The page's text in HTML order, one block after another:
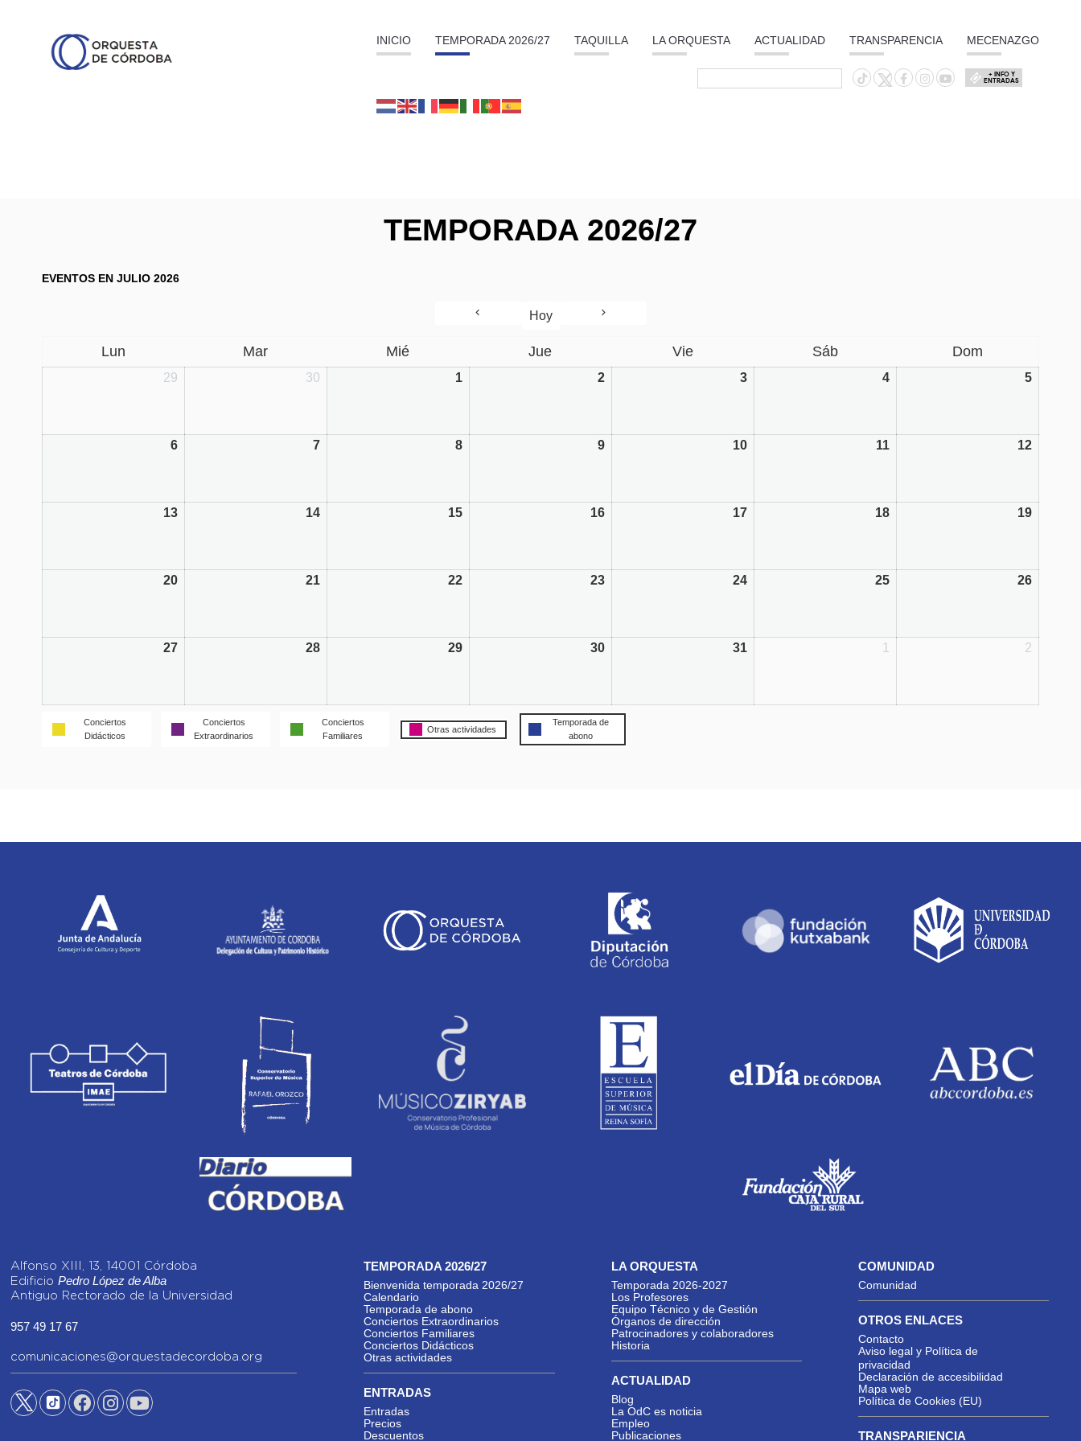
INICIO TEMPORADA 2026/27 TAQUILLA LA ORQUESTA ACTUALIDAD TRANSPARENCIA MECENAZGO
+ INFO Y
ENTRADAS
TEMPORADA 2026/27
EVENTOS EN JULIO 2026
Hoy
Lun Mar Mié Jue Vie Sáb Dom
29 30 1 2 3 4 5
6 7 8 9 10 11 12
13 14 15 16 17 18 19
20 21 22 23 24 25 26
27 28 29 30 31 1 2
Conciertos
Didácticos
Conciertos
Extraordinarios
Conciertos
Familiares
Otras actividades
Temporada de
abono
Alfonso XIII, 13, 14001 Córdoba
Edificio Pedro López de Alba
Antiguo Rectorado de la Universidad
957 49 17 67
comunicaciones@orquestadecordoba.org
TEMPORADA 2026/27
Bienvenida temporada 2026/27
Calendario
Temporada de abono
Conciertos Extraordinarios
Conciertos Familiares
Conciertos Didácticos
Otras actividades
ENTRADAS
Entradas
Precios
Descuentos
LA ORQUESTA
Temporada 2026-2027
Los Profesores
Equipo Técnico y de Gestión
Órganos de dirección
Patrocinadores y colaboradores
Historia
ACTUALIDAD
Blog
La OdC es noticia
Empleo
Publicaciones
COMUNIDAD
Comunidad
OTROS ENLACES
Contacto
Aviso legal y Política de
privacidad
Declaración de accesibilidad
Mapa web
Política de Cookies (EU)
TRANSPARIENCIA